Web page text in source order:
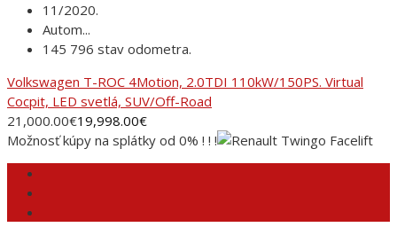
11/2020.
Autom...
145 796 stav odometra.
Volkswagen T-ROC 4Motion, 2.0TDI 110kW/150PS. Virtual
Cocpit, LED svetlá, SUV/Off-Road
21,000.00€19,998.00€
Možnosť kúpy na splátky od 0% ! ! !